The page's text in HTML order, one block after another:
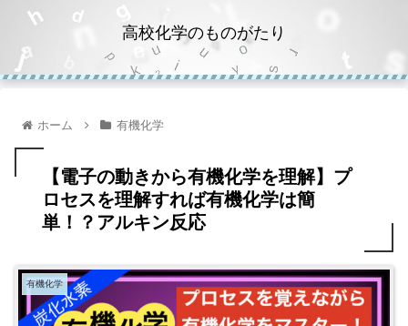
高校化学のものがたり
ホーム 有機化学
【電子の動きから有機化学を理解】プ
ロセスを理解すれば有機化学は簡
単！？アルキン反応
有機化学